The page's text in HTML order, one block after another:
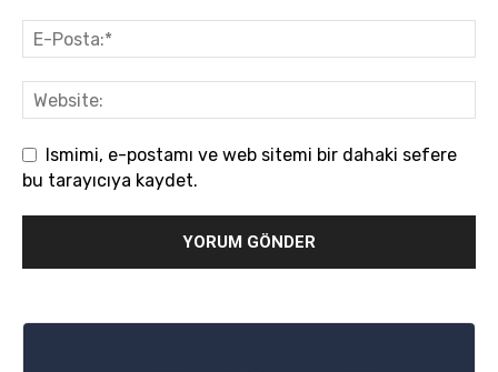
Ismimi, e-postamı ve web sitemi bir dahaki sefere
bu tarayıcıya kaydet.